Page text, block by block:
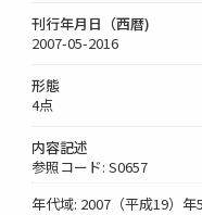
刊行年月日（西暦)
2007-05-2016
形態
4点
内容記述
参照コード: S0657
年代域: 2007（平成19）